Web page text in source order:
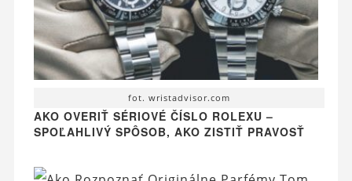
fot. wristadvisor.com
AKO OVERIŤ SÉRIOVÉ ČÍSLO ROLEXU –
SPOĽAHLIVÝ SPÔSOB, AKO ZISTIŤ PRAVOSŤ